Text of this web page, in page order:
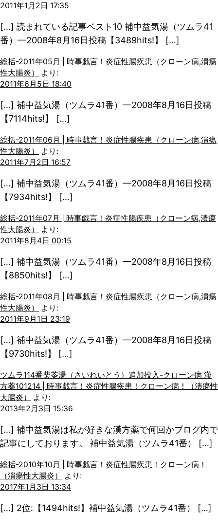
2011年1月2日 17:35
[…] 読まれている記事ベスト10 補中益気湯（ツムラ41
番）—2008年8月16日投稿【3489hits!】 […]
総括-2011年05月 | 時事戯言！炎症性腸疾患（クローン病,潰瘍
性大腸炎）
より:
2011年6月5日 18:40
[…] 補中益気湯（ツムラ41番）—2008年8月16日投稿
【7114hits!】 […]
総括-2011年06月 | 時事戯言！炎症性腸疾患（クローン病,潰瘍
性大腸炎）
より:
2011年7月2日 16:57
[…] 補中益気湯（ツムラ41番）—2008年8月16日投稿
【7934hits!】 […]
総括-2011年07月 | 時事戯言！炎症性腸疾患（クローン病,潰瘍
性大腸炎）
より:
2011年8月4日 00:15
[…] 補中益気湯（ツムラ41番）—2008年8月16日投稿
【8850hits!】 […]
総括-2011年08月 | 時事戯言！炎症性腸疾患（クローン病,潰瘍
性大腸炎）
より:
2011年9月1日 23:19
[…] 補中益気湯（ツムラ41番）—2008年8月16日投稿
【9730hits!】 […]
ツムラ114番柴苓湯（さいれいとう）追加投入-クローン病 漢
方薬101214 | 時事戯言！炎症性腸疾患！クローン病！（潰瘍性
大腸炎）
より:
2013年2月3日 15:36
[…] 補中益気湯は私が好きな漢方薬で何回かブログ内で
記事にしております。 補中益気湯（ツムラ41番） […]
総括-2010年10月 | 時事戯言！炎症性腸疾患！クローン病！
（潰瘍性大腸炎）
より:
2017年1月3日 13:34
[…] 2位:【1494hits!】補中益気湯（ツムラ41番） […]